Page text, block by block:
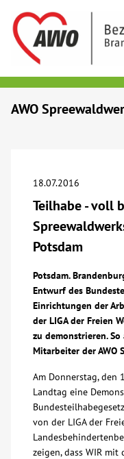
Beratung & Hilfe
Begegnung
Bildung
Über uns
Veranstaltungen
Spenden
Mitmachen
AWO
18.07.2016
Teilhabe - voll
Potsdam
Potsdam.
Entwurf des
Einrichtungen der
der LIGA der Freien
zu demonstrieren.
Mitarbeiter der AWO
Am Donnerstag, den
Landtag eine
von der LIGA der
zeigen, dass WIR mit